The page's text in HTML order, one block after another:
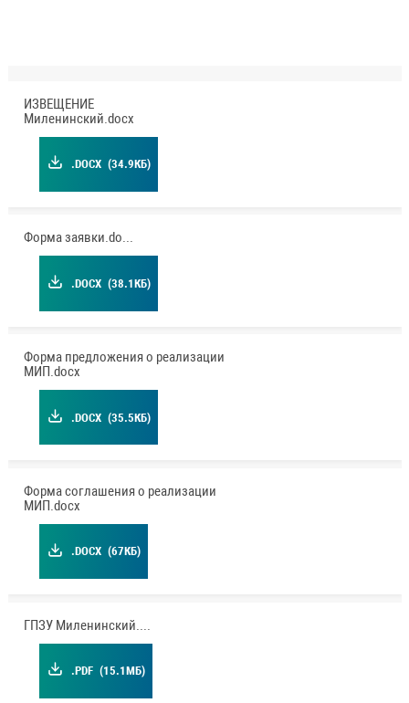
ИЗВЕЩЕНИЕ
Миленинский.docx
.DOCX (34.9КБ)
Форма заявки.docx
.DOCX (38.1КБ)
Форма предложения о реализации
МИП.docx
.DOCX (35.5КБ)
Форма соглашения о реализации
МИП.docx
.DOCX (67КБ)
ГПЗУ Миленинский.pdf
.PDF (15.1МБ)